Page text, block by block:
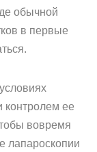
обычной
в первые
контролем ее
вовремя
лапароскопии